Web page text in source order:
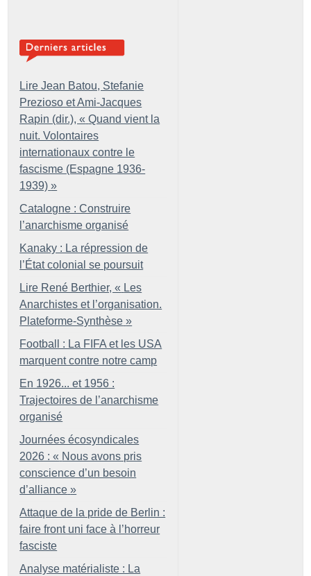
Lire Jean Batou, Stefanie
Prezioso et Ami-Jacques
Rapin (dir.), « Quand vient la
nuit. Volontaires
internationaux contre le
fascisme (Espagne 1936-
1939) »
Catalogne : Construire
l’anarchisme organisé
Kanaky : La répression de
l’État colonial se poursuit
Lire René Berthier, « Les
Anarchistes et l’organisation.
Plateforme-Synthèse »
Football : La FIFA et les USA
marquent contre notre camp
En 1926... et 1956 :
Trajectoires de l’anarchisme
organisé
Journées écosyndicales
2026 : « Nous avons pris
conscience d’un besoin
d’alliance »
Attaque de la pride de Berlin :
faire front uni face à l’horreur
fasciste
Analyse matérialiste : La